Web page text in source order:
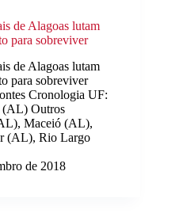
de Alagoas lutam
para sobreviver
de Alagoas lutam
para sobreviver
Cronologia UF:
Outros
Maceió (AL),
(AL), Rio Largo
de 2018